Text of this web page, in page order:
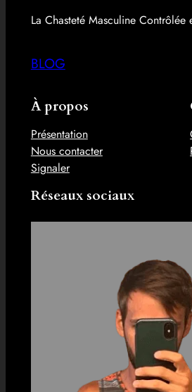
La Chasteté Masculine Contrôlée
BLOG
À propos
Présentation
Nous contacter
Signaler
Réseaux sociaux